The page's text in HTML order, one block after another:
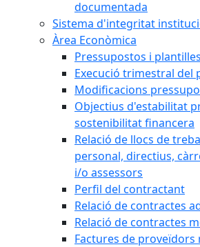
documentada
Sistema d'integritat
Àrea Econòmica
Pressupostos i plantilles
Execució trimestral del
Modificacions
Objectius d'estabilitat
sostenibilitat financera
Relació de llocs de
personal, directius,
i/o assessors
Perfil del contractant
Relació de contractes
Relació de contractes
Factures de proveïdors